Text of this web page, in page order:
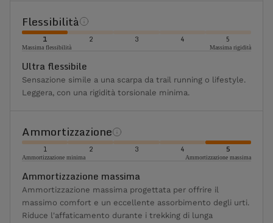
Flessibilità
1 2 3 4 5
Massima flessibilità Massima rigidità
Ultra flessibile
Sensazione simile a una scarpa da trail running o lifestyle.
Leggera, con una rigidità torsionale minima.
Ammortizzazione
1 2 3 4 5
Ammortizzazione minima Ammortizzazione massima
Ammortizzazione massima
Ammortizzazione massima progettata per offrire il
massimo comfort e un eccellente assorbimento degli urti.
Riduce l'affaticamento durante i trekking di lunga